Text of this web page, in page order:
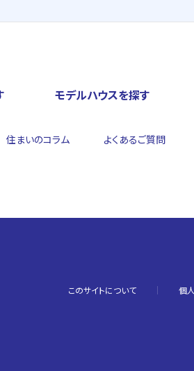
モデルハウスを探す
住まいのコラム よくあるご質問
このサイトについて 個